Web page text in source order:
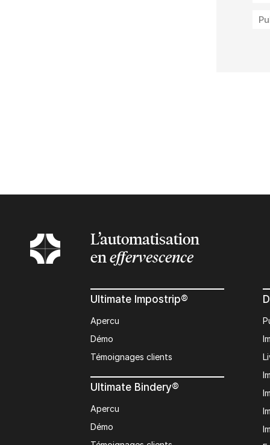
L’automatisation
eneffervescence
Ultimate Impostrip®
Apercu
Démo
Témoignages clients
Ultimate Bindery®
Apercu
Démo